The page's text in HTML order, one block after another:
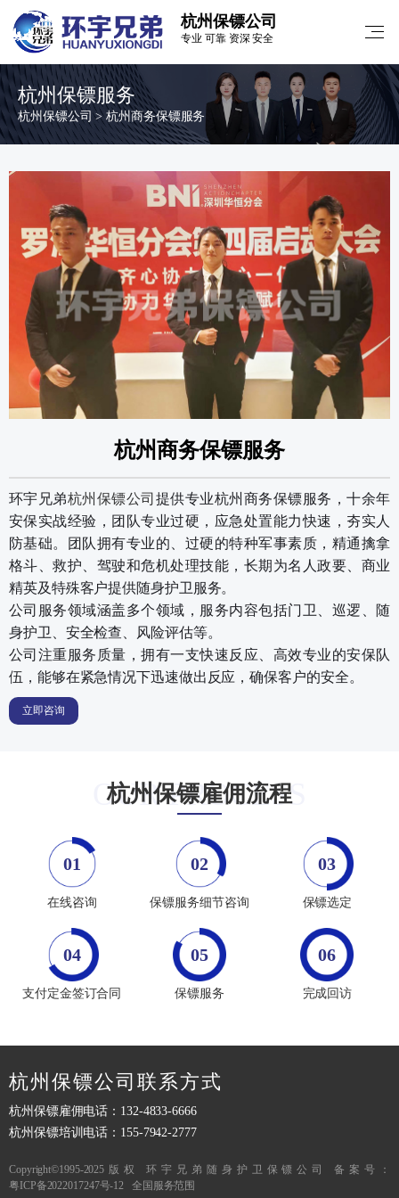
杭州保镖公司
专业 可靠 资深 安全
杭州保镖服务
杭州保镖公司 >杭州商务保镖服务
杭州商务保镖服务
环宇兄弟杭州保镖公司 提供专业杭州商务保镖服务，十余年
安保实战经验，团队专业过硬，应急处置能力快速，夯实人
防基础。团队拥有专业的、过硬的特种军事素质，精通擒拿
格斗、救护、驾驶和危机处理技能，长期为名人政要、商业
精英及特殊客户提供随身护卫服务。
公司服务领域涵盖多个领域，服务内容包括门卫、巡逻、随
身护卫、安全检查、风险评估等。
公司注重服务质量，拥有一支快速反应、高效专业的安保队
伍，能够在紧急情况下迅速做出反应，确保客户的安全。
立即咨询
OUR PROCESS
杭州保镖雇佣流程
01
在线咨询
02
保镖服务细节咨询
03
保镖选定
04
支付定金签订合同
05
保镖服务
06
完成回访
杭州保镖公司联系方式
杭州保镖雇佣电话：132-4833-6666
杭州保镖培训电话：155-7942-2777
Copyright©1995-2025版权 环宇兄弟随身护卫保镖公司 备案号：
粤ICP备2022017247号-12
全国服务范围